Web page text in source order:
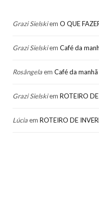
Grazi Sielskiem O QUE
Grazi Sielskiem Café da
Rosângelaem Café da
Grazi Sielskiem ROTEIRO
Lúciaem ROTEIRO DE